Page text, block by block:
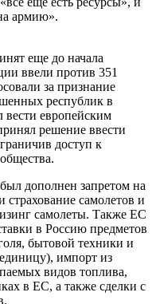
армию».
еще до начала
ввели против 351
за признание
республик в
вести европейским
решение ввести
доступ к
дополнен запретом на
самолетов и
самолеты. Также ЕС
в Россию предметов
бытовой техники и
импорт из
видов топлива,
в ЕС, а также сделки с